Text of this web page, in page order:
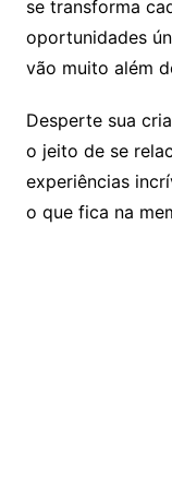
se transforma
oportunidades
vão muito além
Desperte sua
o jeito de se
experiências
o que fica na